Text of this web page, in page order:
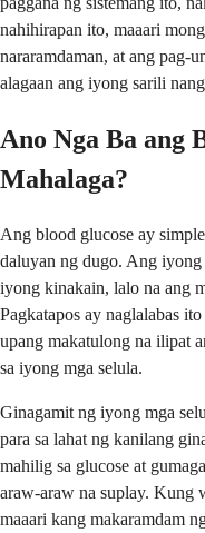
nahihirapan ito, maaari
nararamdaman, at ang pag-
alagaan ang iyong sarili
Ano Nga Ba ang
Mahalaga?
Ang blood glucose ay
daluyan ng dugo. Ang
iyong kinakain, lalo na ang
Pagkatapos ay naglalabas
upang makatulong na ilipat
sa iyong mga selula.
Ginagamit ng iyong mga
para sa lahat ng kanilang
mahilig sa glucose at
araw-araw na suplay. Kung
maaari kang makaramdam